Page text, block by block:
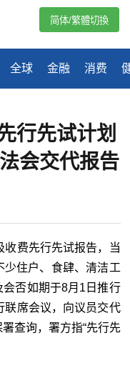
全球 金融 消费
简体/繁體切換
行先试计划
会交代报告
费先行先试报告，当
少住户、食肆、清洁工
否如期于8月1日推行
联席会议，向议员交代
查询，署方指“先行先